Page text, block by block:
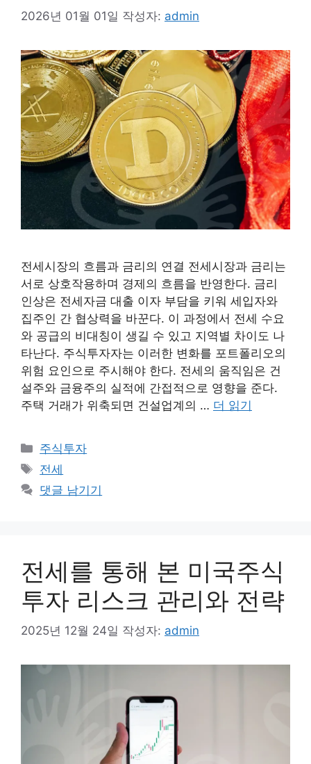
2026년 01월 01일 작성자: admin
전세시장의 흐름과 금리의 연결 전세시장과 금리는
서로 상호작용하며 경제의 흐름을 반영한다. 금리
인상은 전세자금 대출 이자 부담을 키워 세입자와
집주인 간 협상력을 바꾼다. 이 과정에서 전세 수요
와 공급의 비대칭이 생길 수 있고 지역별 차이도 나
타난다. 주식투자자는 이러한 변화를 포트폴리오의
위험 요인으로 주시해야 한다. 전세의 움직임은 건
설주와 금융주의 실적에 간접적으로 영향을 준다.
주택 거래가 위축되면 건설업계의 … 더 읽기
카
테
리
주식투자
태
그
전세
댓글 남기기
전세를 통해 본 미국주식
투자 리스크 관리와 전략
2025년 12월 24일 작성자: admin